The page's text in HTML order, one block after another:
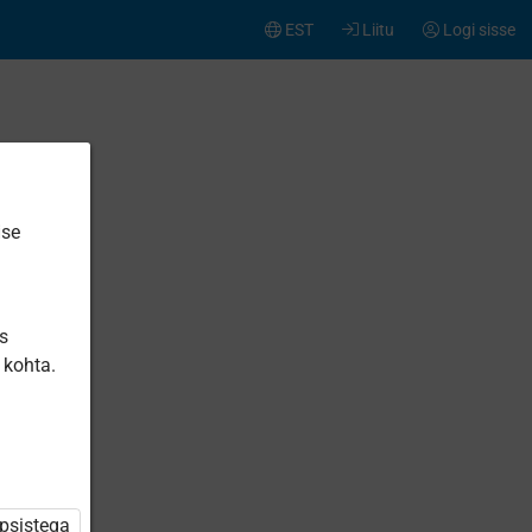
Logi sisse
Liitu
EST